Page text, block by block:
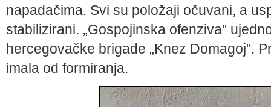
napadačima. Svi su položaji očuvani, a
stabilizirani. „Gospojinska ofenziva"
hercegovačke brigade „Knez Domagoj".
imala od formiranja.